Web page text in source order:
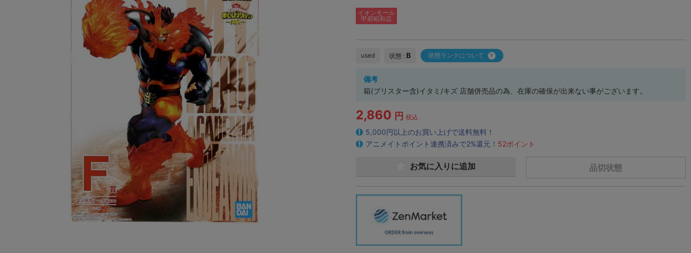
イオンモール
甲府昭和店
used 状態 : B 状態ランクについて
備考
箱(ブリスター含)イタミ/キズ 店舗併売品の為、在庫の確保が出来ない事がございます。
2,860 円 税込
5,000円以上のお買い上げで送料無料！
アニメイトポイント連携済みで2%還元！ 52ポイント
品切状態
お気に入りに追加